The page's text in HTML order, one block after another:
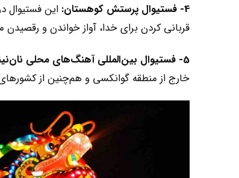
4- فستیوال پرستش کوهستان:
قربانی کردن برای خدا، آواز خواندن و رقصیدن
5- فستیوال بین‌المللی آهنگ‌های محلی نان‌نینگ:
خارج از منطقه گوانکسی و هم‌چنین از